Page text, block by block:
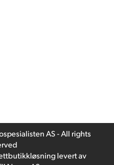
AS - All rights
levert av